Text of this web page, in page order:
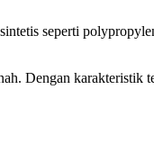
seperti
Dengan